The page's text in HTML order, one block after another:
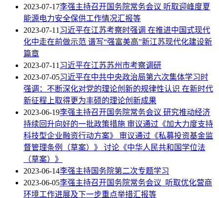
2023-07-17李强主持召开国务院常务会议 听取迎峰度夏
能源电力安全保供工作情况汇报等
2023-07-11习近平在江苏考察时强调 在推进中国式现代
化中走在前做示范 谱写“强富美高”新江苏现代化建设新
篇章
2023-07-11习近平在江苏苏州市考察调研
2023-07-05习近平在中共中央政治局第六次集体学习时
强调：不断深化对党的理论创新的规律性认识 在新时代
新征程上取得更为丰硕的理论创新成果
2023-06-19李强主持召开国务院常务会议 研究推动经济
持续回升向好的一批政策措施 审议通过《加大力度支持
科技型企业融资行动方案》 审议通过《私募投资基金监
督管理条例（草案）》 讨论《中华人民共和国学位法
（草案）》
2023-06-14李强主持国务院第二次专题学习
2023-06-05李强主持召开国务院常务会议 听取优化营商
环境工作进展及下一步重点举措汇报等